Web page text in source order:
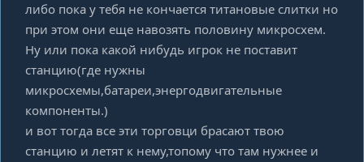
либо пока у тебя не кончается титановые слитки но
при этом они еще навозять половину микросхем.
Ну или пока какой нибудь игрок не поставит
станцию(где нужны
микросхемы,батареи,энергодвигательные
компоненты.)
и вот тогда все эти торговци брасают твою
станцию и летят к нему,топому что там нужнее и